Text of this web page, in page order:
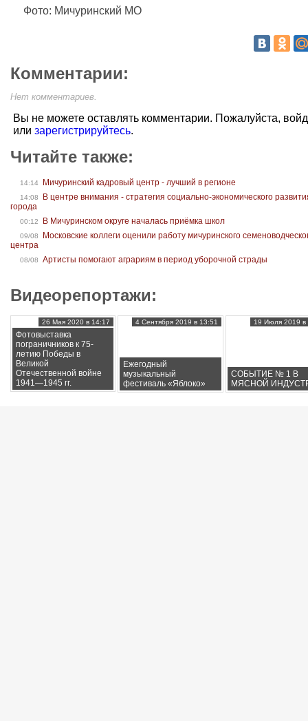
Фото: Мичуринский МО
Комментарии:
Нет комментариев.
Вы не можете оставлять комментарии. Пожалуйста,
или зарегистрируйтесь.
Читайте также:
14:14 Мичуринский кадровый центр - лучший в регионе
14:08
В центре внимания - стратегия социально-экономического
города
00:12 В Мичуринском округе началась приёмка школ
09/08
Московские коллеги оценили работу мичуринского
центра
08/08 Артисты помогают аграриям в период уборочной страды
Видеорепортажи:
Фотовыставка
пограничников к 75-
летию Победы в
Великой
Отечественной войне
1941—1945 гг.
26 Мая 2020 в 14:17
Ежегодный
музыкальный
фестиваль «Яблоко»
4 Сентября 2019 в 13:51
СОБЫТИЕ № 1 В
МЯСНОЙ
19 Июля 2019 в